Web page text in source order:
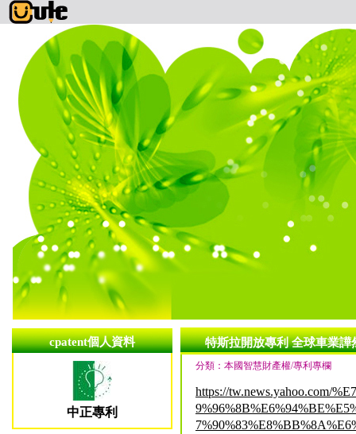
cpatent個人資料
中正專利
特斯拉開放專利 全球車業譁
分類：本國智慧財產權/專利專欄
https://tw.news.yahoo.com/